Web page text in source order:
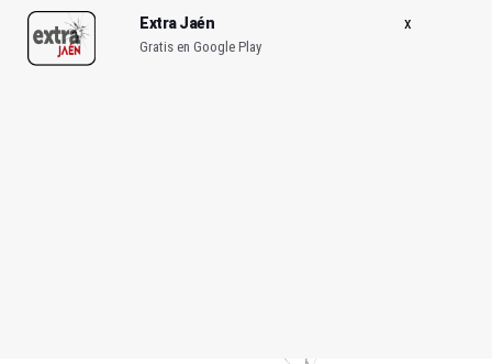
Extra Jaén
Gratis en Google Play